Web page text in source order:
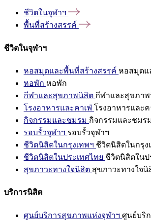
ชีวิตในจุฬาฯ
พื้นที่สร้างสรรค์
ชีวิตในจุฬาฯ
หอสมุดและพื้นที่สร้างสรรค์ หอสมุดแ
หอพัก หอพัก
กีฬาและสุขภาพนิสิต กีฬาและสุขภา
โรงอาหารและคาเฟ่ โรงอาหารและค
กิจกรรมและชมรม กิจกรรมและชมรม
รอบรั้วจุฬาฯ รอบรั้วจุฬาฯ
ชีวิตนิสิตในกรุงเทพฯ ชีวิตนิสิตในกรุง
ชีวิตนิสิตในประเทศไทย ชีวิตนิสิตในป
สุขภาวะทางใจนิสิต สุขภาวะทางใจนิ
บริการนิสิต
ศูนย์บริการสุขภาพแห่งจุฬาฯ ศูนย์บริ